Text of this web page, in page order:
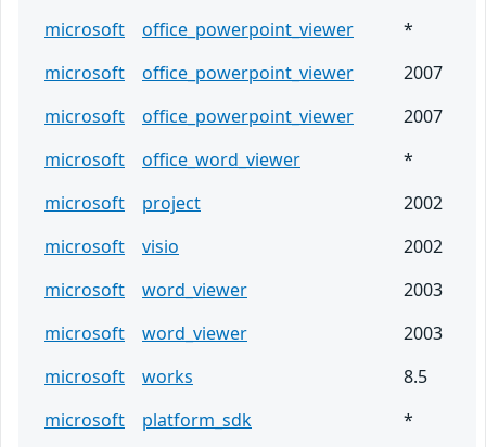
microsoft
office_powerpoint_viewer
*
microsoft
office_powerpoint_viewer
2007
microsoft
office_powerpoint_viewer
2007
microsoft
office_word_viewer
*
microsoft
project
2002
microsoft
visio
2002
microsoft
word_viewer
2003
microsoft
word_viewer
2003
microsoft
works
8.5
microsoft
platform_sdk
*